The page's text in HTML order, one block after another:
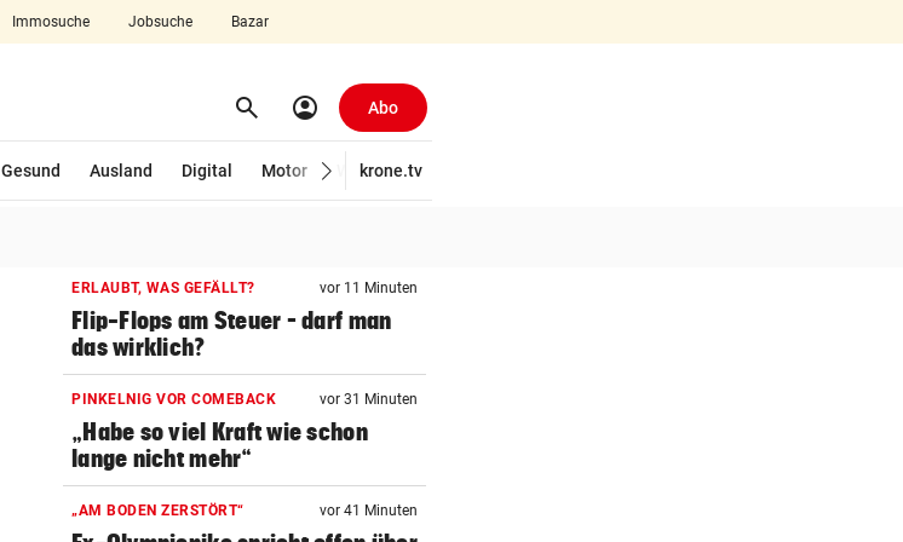
Immosuche Jobsuche Bazar
search Suchen
account_circle Abo
Gesund Ausland Digital Motor Wirtschaft
krone.tv
ERLAUBT, WAS GEFÄLLT? vor 11 Minuten
Flip-Flops am Steuer – darf man
das wirklich?
PINKELNIG VOR COMEBACK vor 31 Minuten
„Habe so viel Kraft wie schon
lange nicht mehr“
„AM BODEN ZERSTÖRT“ vor 41 Minuten